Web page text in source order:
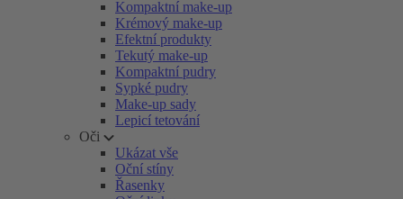
Kompaktní make-up
Krémový make-up
Efektní produkty
Tekutý make-up
Kompaktní pudry
Sypké pudry
Make-up sady
Lepicí tetování
Oči
Ukázat vše
Oční stíny
Řasenky